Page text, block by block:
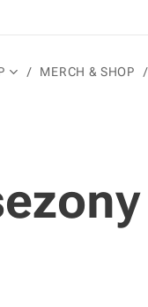
MERCH & SHOP